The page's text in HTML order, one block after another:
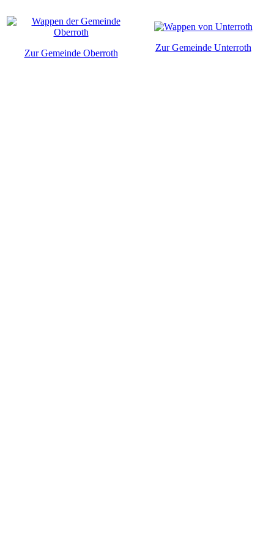
Zur Gemeinde Oberroth
Zur Gemeinde Unterroth